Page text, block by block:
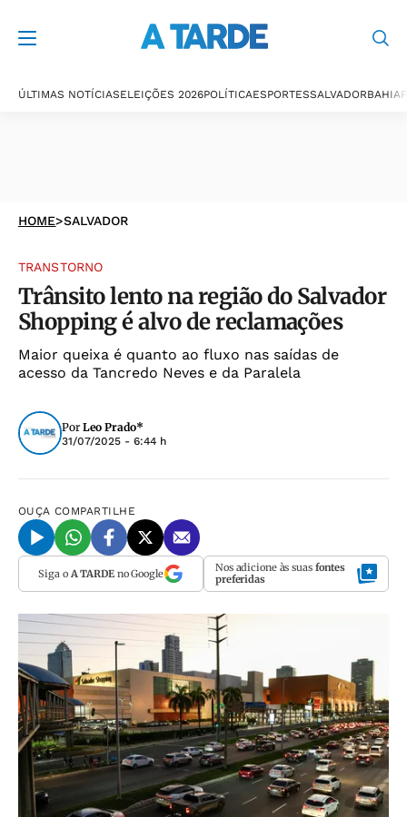
ÚLTIMAS NOTÍCIASELEIÇÕES 2026POLÍTICAESPORTESSALVADORBAHIA
HOME>SALVADOR
TRANSTORNO
Trânsito lento na região do Salvador
Shopping é alvo de reclamações
Maior queixa é quanto ao fluxo nas saídas de
acesso da Tancredo Neves e da Paralela
Por Leo Prado*
31/07/2025 - 6:44 h
OUÇA COMPARTILHE
Siga o A TARDEno Google Nos adicione às suas fontes
preferidas